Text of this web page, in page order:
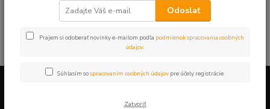
V tejto kategórii nebol nájdený žiadny tovar.
Firemné údaje a informácie
Odoslať
Prajem si odoberať novinky e-mailom podľa podmienok spracovania osobných
údajov.
Súhlasím sospracovaním osobných údajov pre účely registrácie.
Zatvoriť